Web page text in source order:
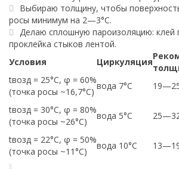
Выбираю толщину, чтобы
росы минимум на 2—3°C.
Делаю сплошную пароизоляцию: клей
проклейка стыков лентой.
Условия
Циркуляция
tвозд = 25°C, φ = 60%
(точка росы ~16,7°C)
вода 7°C
tвозд = 30°C, φ = 80%
(точка росы ~26°C)
вода 5°C
tвозд = 22°C, φ = 50%
(точка росы ~11°C)
вода 10°C